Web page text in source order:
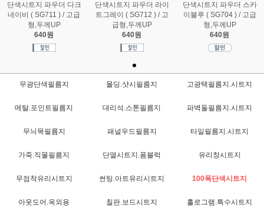
단색시트지 파우더 다크
네이비 ( SG711 ) / 고급
형,두께UP
640원
단색시트지 파우더 라이
트그레이 ( SG712 ) / 고
급형,두께UP
640원
단색시트지 파우더 스카
이블루 ( SG704 ) / 고급
형,두께UP
640원
무광단색필름지 몰딩.샷시필름지 고광택필름지.시트지
메탈.포인트필름지 대리석.스톤필름지 파벽돌필름지.시트지
무늬목필름지 패널우드필름지 타일필름지.시트지
가죽.직물필름지 단열시트지.폼블럭 유리창시트지
무점착유리시트지 썬팅.아트유리시트지 100폭단색시트지
아웃도어.옥외용 칠판.보드시트지 홀로그램.특수시트지